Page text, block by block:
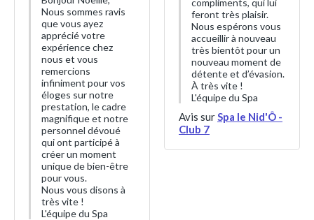
Nous sommes ravis
que vous ayez
apprécié votre
expérience chez
nous et vous
remercions
infiniment pour vos
éloges sur notre
prestation, le cadre
magnifique et notre
personnel dévoué
qui ont participé à
créer un moment
unique de bien-être
pour vous.
Nous vous disons à
très vite !
L'équipe du Spa
compliments, qui lui
feront très plaisir.
Nous espérons vous
accueillir à nouveau
très bientôt pour un
nouveau moment de
détente et d’évasion.
À très vite !
L'équipe du Spa
Avis surSpa le Nid'Ô -
Club 7